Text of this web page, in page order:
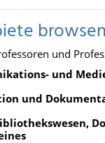
browsen
und
und
und